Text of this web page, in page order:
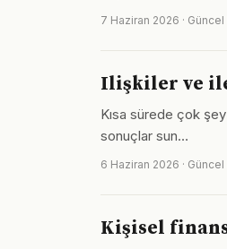
7 Haziran 2026 ·
Ilişkiler ve
Kısa sürede çok
sonuçlar sun…
6 Haziran 2026 ·
Kişisel